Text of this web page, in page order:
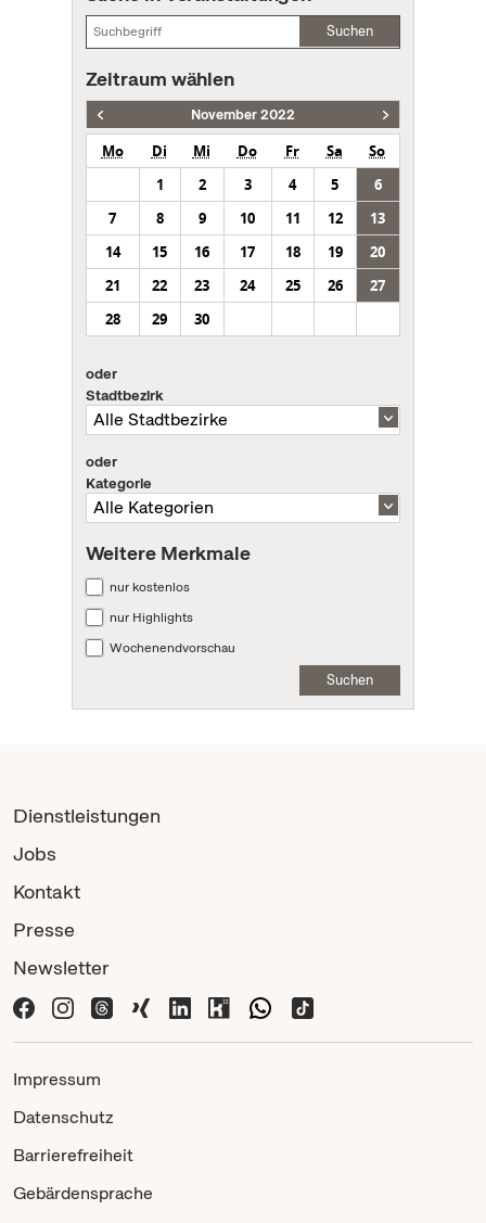
Suchen
Zeitraum wählen
November 2022
Mo Di Mi Do Fr Sa
So
1
2 3 4 5
6
7
8 9 10 11 12
13
14
15 16 17 18 19
20
21
22 23 24 25 26
27
28
29 30
oder
Stadtbezirk
oder
Kategorie
Weitere Merkmale
nur kostenlos
nur Highlights
Wochenendvorschau
Suchen
Dienstleistungen
Jobs
Kontakt
Presse
Newsletter
Impressum
Datenschutz
Barrierefreiheit
Gebärdensprache